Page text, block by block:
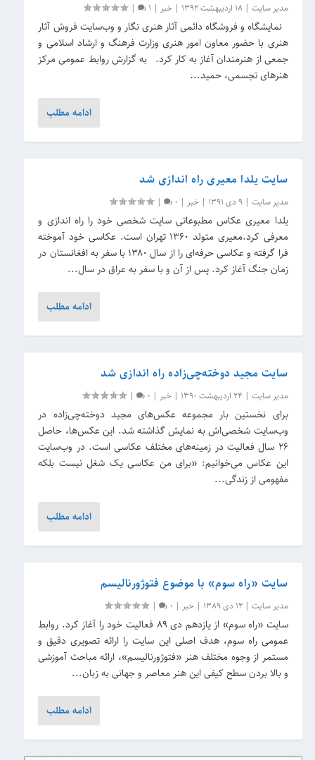
مدیر سایت |18 اردیبهشت 1392 | خبر |
1
|
نمایشگاه و فروشگاه دائمی آثار هنری نگار و وب‌سایت فروش آثار
هنری با حضور معاون امور هنری وزارت فرهنگ و ارشاد اسلامی و
جمعی از هنرمندان آغاز به کار کرد. به گزارش روابط عمومی مرکز
هنرهای تجسمی، حمید...
ادامه مطلب
سایت یلدا معیری راه اندازی شد
مدیر سایت |9 دی 1391 | خبر |
0
|
یلدا معیری عکاس مطبوعاتی سایت شخصی خود را راه اندازی و
معرفی کرد.معیری متولد ۱۳۶۰ تهران است. عکاسی خود آموخته
فرا گرفته و عکاسی حرفه‌ای را از سال ۱۳۸۰ با سفر به افغانستان در
زمان جنگ آغاز کرد. پس از آن و با سفر به عراق در سال...
ادامه مطلب
سایت مجید دوخته‌چی‌زاده راه اندازی شد
مدیر سایت | 24 اردیبهشت 1390 | خبر |
0
|
برای نخستین بار مجموعه عکس‌های مجید دوخته‌چی‌زاده در
وب‌سایت شخصی‌اش به نمایش گذاشته شد. این عکس‌ها، حاصل
۲۶ سال فعالیت در زمینه‌های مختلف عکاسی است. در وب‌سایت
این عکاس می‌خوانیم: «برای من عکاسی یک شغل نیست بلکه
مفهومی از زندگی...
ادامه مطلب
سایت «راه سوم» با موضوع فتوژورنالیسم
مدیر سایت |12 دی 1389 | خبر |
0
|
سایت «راه سوم» از یازدهم دی 89 فعالیت خود را آغاز کرد. روابط
عمومی راه سوم، هدف اصلی این سایت را ارائه تصویری دقیق و
مستمر از وجوه مختلف هنر «فتوژورنالیسم»، ارائه مباحث آموزشی
و بالا بردن سطح کیفی این هنر معاصر و جهانی به زبان...
ادامه مطلب